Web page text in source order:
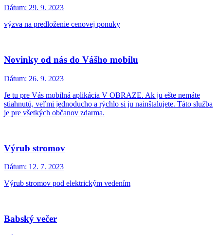
Dátum: 29. 9. 2023
výzva na predloženie cenovej ponuky
Novinky od nás do Vášho mobilu
Dátum: 26. 9. 2023
Je tu pre Vás mobilná aplikácia V OBRAZE. Ak ju ešte nemáte
stiahnutú, veľmi jednoducho a rýchlo si ju nainštalujete. Táto služba
je pre všetkých občanov zdarma.
Výrub stromov
Dátum: 12. 7. 2023
Výrub stromov pod elektrickým vedením
Babský večer